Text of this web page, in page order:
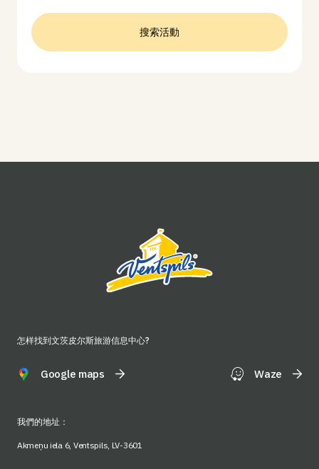
搜索活動
怎样找到文茨皮尔斯旅游信息中心?
Google maps Waze
我們的地址：
Akmeņu iela 6, Ventspils, LV-3601